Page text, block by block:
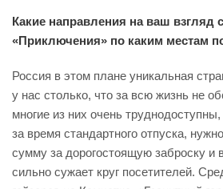
Какие направления на ваш взгляд
«Приключения» по каким местам
Россия в этом плане уникальная
у нас столько, что за всю жизнь не
многие из них очень
за время стандартного отпуска,
сумму за дорогостоящую заброску и
сильно сужает круг посетителей.